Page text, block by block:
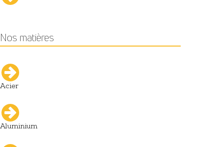
Nos matières
Acier
Aluminium